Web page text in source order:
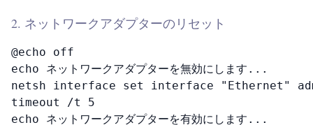
2. ネットワークアダプターのリセット
@echo off
echo ネットワークアダプターを無効にします...
netsh interface set interface "Ethernet"
timeout /t 5
echo ネットワークアダプターを有効にします...